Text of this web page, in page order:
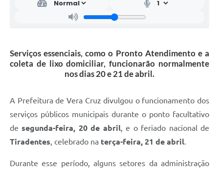
Serviços essenciais, como o Pronto Atendimento e a
coleta de lixo domiciliar, funcionarão normalmente
nos dias 20 e 21 de abril.
A Prefeitura de Vera Cruz divulgou o funcionamento dos
serviços públicos municipais durante o ponto facultativo
desegunda-feira, 20 de abril, e o feriado nacional de
Tiradentes, celebrado na terça-feira, 21 de abril.
Durante esse período, alguns setores da administração